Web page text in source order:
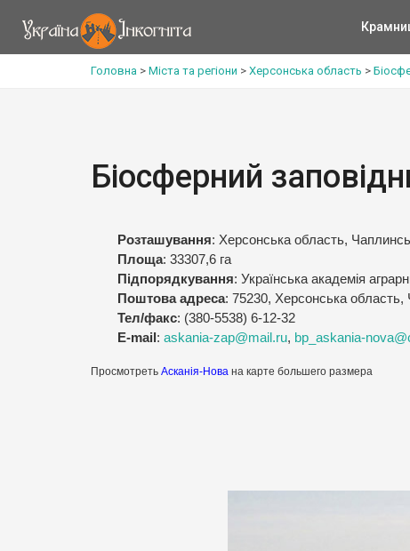
Головна > Міста та регіони > Херсонська область >
Біосферний
Розташування: Херсонська область,
Площа: 33307,6 га
Підпорядкування: Українська академія
Поштова адреса: 75230, Херсонська
Тел/факс: (380-5538) 6-12-32
E-mail : askania-zap@mail.ru, bp_askania-
Просмотреть Асканія-Нова на карте большего размера